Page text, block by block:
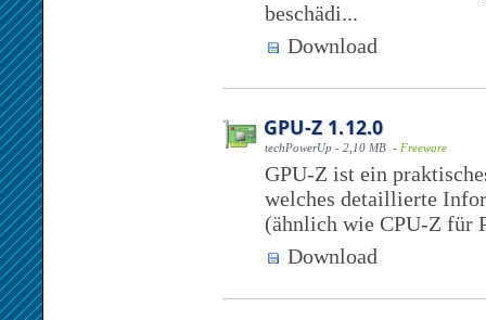
beschädi...
Download
GPU-Z 1.12.0
techPowerUp - 2,10 MB - Freeware
GPU-Z ist ein
welches detaillierte
(ähnlich wie CPU-Z für
Download